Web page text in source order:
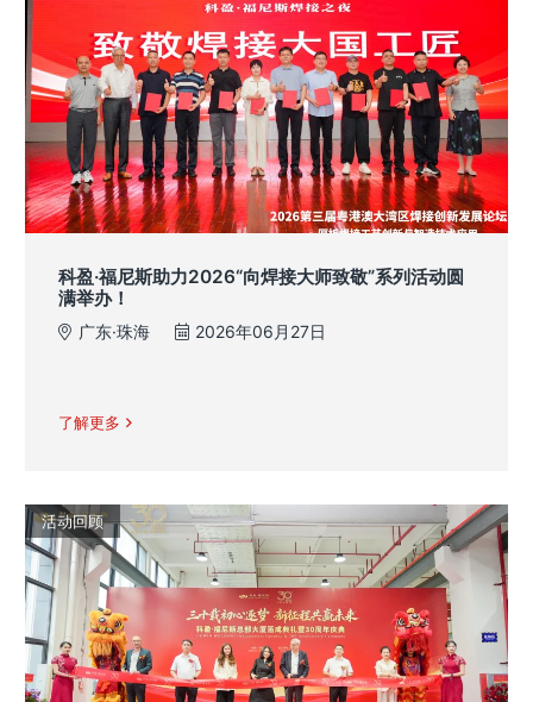
科盈·福尼斯助力2026“向焊接大师致敬”系列活动圆
满举办！
广东·珠海 2026年06月27日
了解更多
活动回顾